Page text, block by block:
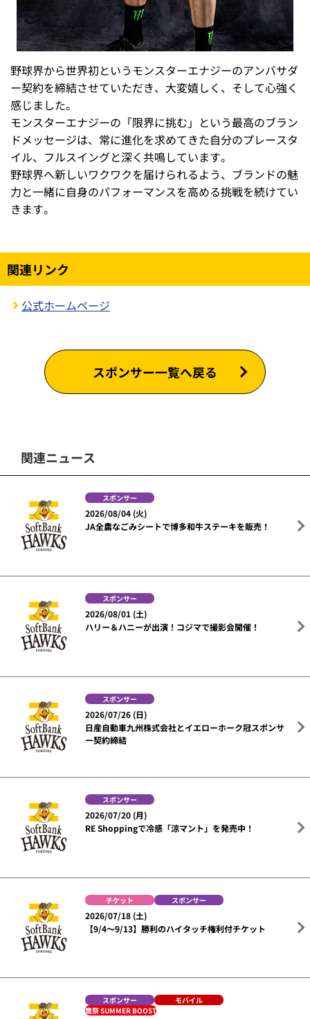
野球界から世界初というモンスターエナジーのアンバサダ
ー契約を締結させていただき、大変嬉しく、そして心強く
感じました。
モンスターエナジーの「限界に挑む」という最高のブラン
ドメッセージは、常に進化を求めてきた自分のプレースタ
イル、フルスイングと深く共鳴しています。
野球界へ新しいワクワクを届けられるよう、ブランドの魅
力と一緒に自身のパフォーマンスを高める挑戦を続けてい
きます。
関連リンク
公式ホームページ
スポンサー一覧へ戻る
関連ニュース
スポンサー
2026/08/04 (火)
JA全農なごみシートで博多和牛ステーキを販売！
スポンサー
2026/08/01 (土)
ハリー＆ハニーが出演！コジマで撮影会開催！
スポンサー
2026/07/26 (日)
日産自動車九州株式会社とイエローホーク冠スポンサ
ー契約締結
スポンサー
2026/07/20 (月)
RE Shoppingで冷感「涼マント」を発売中！
チケット スポンサー
2026/07/18 (土)
【9/4～9/13】勝利のハイタッチ権利付チケット
スポンサー
モバイル
鷹祭 SUMMER BOOST